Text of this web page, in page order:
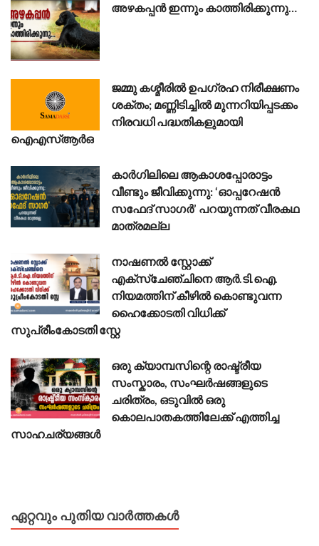
അഴകപ്പൻ ഇന്നും കാത്തിരിക്കുന്നു…
ജമ്മു കശ്മീരിൽ ഉപഗ്രഹ നിരീക്ഷണം
ശക്തം; മണ്ണിടിച്ചിൽ മുന്നറിയിപ്പടക്കം
നിരവധി പദ്ധതികളുമായി
ഐഎസ്ആർഒ
കാർഗിലിലെ ആകാശപ്പോരാട്ടം
വീണ്ടും ജീവിക്കുന്നു: ‘ഓപ്പറേഷൻ
സഫേദ് സാഗർ’ പറയുന്നത് വീരകഥ
മാത്രമല്ല
നാഷണൽ സ്റ്റോക്ക്
എക്സ്ചേഞ്ചിനെ ആർ.ടി.ഐ.
നിയമത്തിന് കീഴിൽ കൊണ്ടുവന്ന
ഹൈക്കോടതി വിധിക്ക്
സുപ്രീംകോടതി സ്റ്റേ
ഒരു ക്യാമ്പസിന്റെ രാഷ്ട്രീയ
സംസ്കാരം, സംഘർഷങ്ങളുടെ
ചരിത്രം, ഒടുവിൽ ഒരു
കൊലപാതകത്തിലേക്ക് എത്തിച്ച
സാഹചര്യങ്ങൾ
ഏറ്റവും പുതിയ വാർത്തകൾ